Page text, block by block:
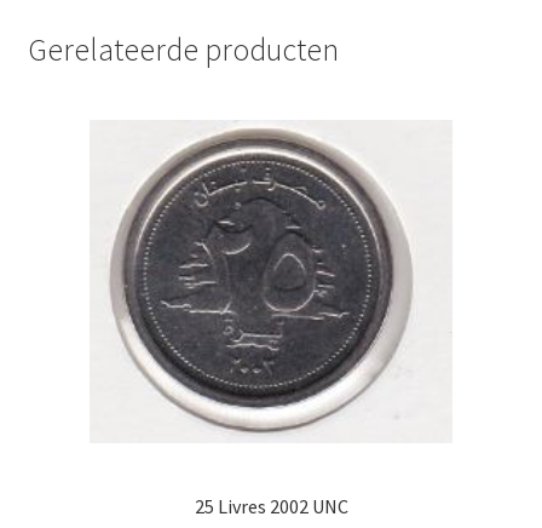
Gerelateerde producten
25 Livres 2002 UNC